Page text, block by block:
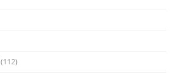
(112)